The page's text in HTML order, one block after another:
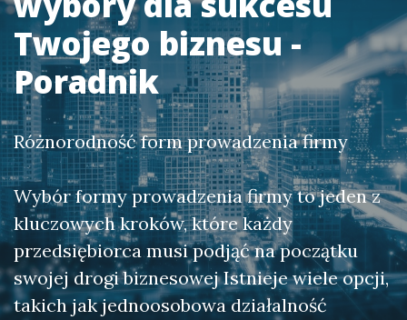
Twojego biznesu -
Poradnik
Różnorodność form prowadzenia firmy
Wybór formy prowadzenia firmy to jeden z
kluczowych kroków, które każdy
przedsiębiorca musi podjąć na początku
swojej drogi biznesowej Istnieje wiele opcji,
takich jak jednoosobowa działalność